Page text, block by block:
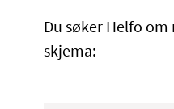
Du søker Helfo
skjema: